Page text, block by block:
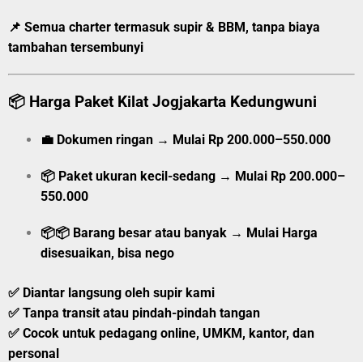
📌 Semua charter termasuk supir & BBM, tanpa biaya
tambahan tersembunyi
📦 Harga Paket Kilat Jogjakarta Kedungwuni
💼 Dokumen ringan → Mulai Rp 200.000–550.000
📦 Paket ukuran kecil-sedang → Mulai Rp 200.000–
550.000
📦📦 Barang besar atau banyak → Mulai Harga
disesuaikan, bisa nego
✅ Diantar langsung oleh supir kami
✅ Tanpa transit atau pindah-pindah tangan
✅ Cocok untuk pedagang online, UMKM, kantor, dan
personal